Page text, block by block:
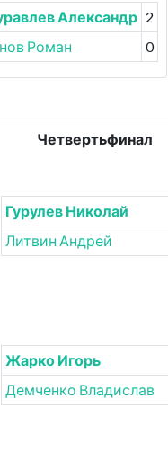
Александр 2
Роман
0
Четвертьфинал
Гурулев Николай
Литвин Андрей
Жарко Игорь
Демченко Владислав